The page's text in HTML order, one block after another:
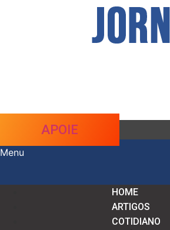
APOIE
Menu
HOME
ARTIGOS
COTIDIANO